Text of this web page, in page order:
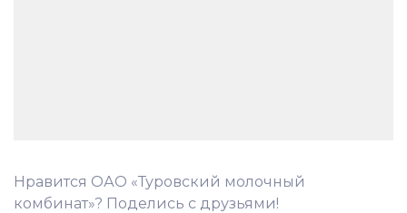
Нравится ОАО «Туровский молочный
комбинат»? Поделись с друзьями!